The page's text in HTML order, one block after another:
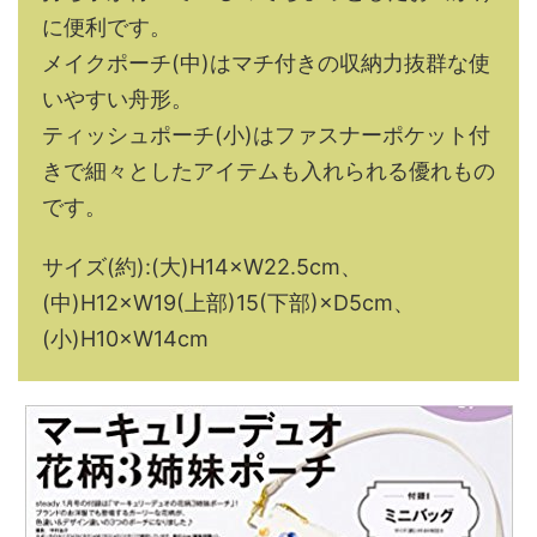
に便利です。
メイクポーチ(中)はマチ付きの収納力抜群な使
いやすい舟形。
ティッシュポーチ(小)はファスナーポケット付
きで細々としたアイテムも入れられる優れもの
です。
サイズ(約):(大)H14×W22.5cm、
(中)H12×W19(上部)15(下部)×D5cm、
(小)H10×W14cm